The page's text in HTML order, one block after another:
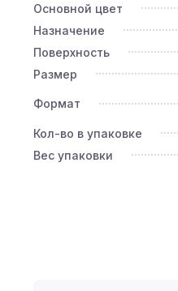
Основной цвет
Назначение
Поверхность
Размер
Формат
Кол-во в упаковке
Вес упаковки